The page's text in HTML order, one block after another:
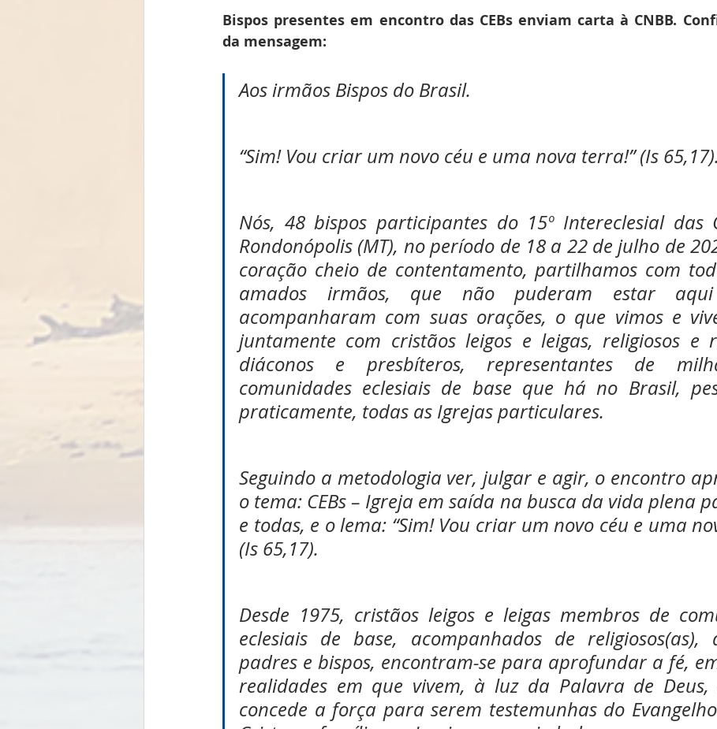
Bispos presentes em encontro das CEBs enviam carta à CNBB.
da mensagem:
Aos irmãos Bispos do Brasil.
“Sim! Vou criar um novo céu e uma nova terra!” (Is 65,17).
Nós, 48 bispos participantes do 15º Intereclesial das
Rondonópolis (MT), no período de 18 a 22 de julho de
coração cheio de contentamento, partilhamos com
amados irmãos, que não puderam estar
acompanharam com suas orações, o que vimos e
juntamente com cristãos leigos e leigas, religiosos e
diáconos e presbíteros, representantes de
comunidades eclesiais de base que há no Brasil,
praticamente, todas as Igrejas particulares.
Seguindo a metodologia ver, julgar e agir, o encontro
o tema: CEBs – Igreja em saída na busca da vida plena
e todas, e o lema: “Sim! Vou criar um novo céu e uma
(Is 65,17).
Desde 1975, cristãos leigos e leigas membros de
eclesiais de base, acompanhados de religiosos(as),
padres e bispos, encontram-se para aprofundar a fé,
realidades em que vivem, à luz da Palavra de Deus,
concede a força para serem testemunhas do